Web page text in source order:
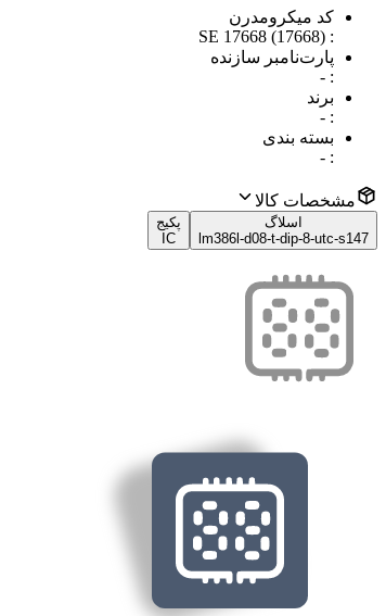
کد میکرومدرن
:
SE 17668 (17668)
پارت‌نامبر سازنده
:
-
برند
:
-
بسته بندی
:
-
مشخصات کالا
اسلاگ
lm386l-d08-t-dip-8-utc-s147
پکیج
IC